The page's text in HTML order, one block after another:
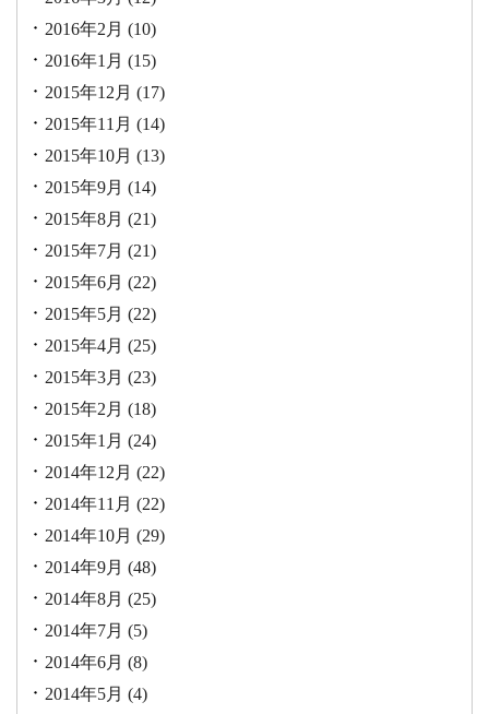
2016年2月 (10)
2016年1月 (15)
2015年12月 (17)
2015年11月 (14)
2015年10月 (13)
2015年9月 (14)
2015年8月 (21)
2015年7月 (21)
2015年6月 (22)
2015年5月 (22)
2015年4月 (25)
2015年3月 (23)
2015年2月 (18)
2015年1月 (24)
2014年12月 (22)
2014年11月 (22)
2014年10月 (29)
2014年9月 (48)
2014年8月 (25)
2014年7月 (5)
2014年6月 (8)
2014年5月 (4)